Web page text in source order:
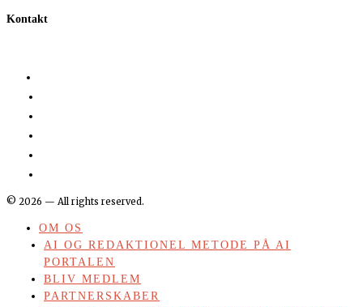
Kontakt
© 2026 — All rights reserved.
OM OS
AI OG REDAKTIONEL METODE PÅ AI
PORTALEN
BLIV MEDLEM
PARTNERSKABER